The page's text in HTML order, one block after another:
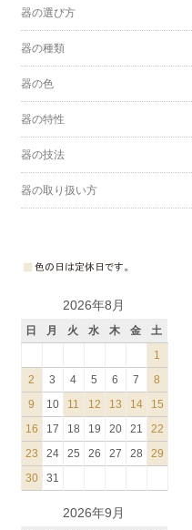
器の選び方
器の種類
器の色
器の特性
器の技法
器の取り扱い方
2026年8月
日 月 火 水 木 金
土
1
2
3 4 5 6 7
8
9
10 11 12 13 14
15
16
17 18 19 20 21
22
23
24 25 26 27 28
29
30
31
2026年9月